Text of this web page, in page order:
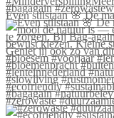
Even stilstaan 🌸 De
#zerowaste